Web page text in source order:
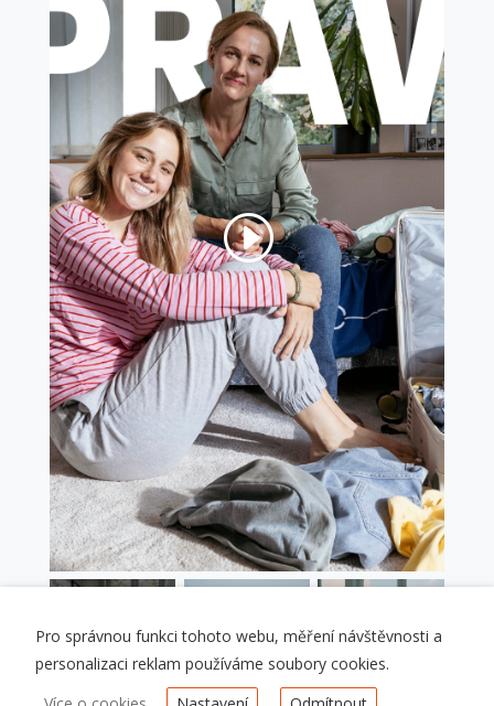
PřijměteMarketingovécookies pro zobrazení obsahu.
Pro správnou funkci tohoto webu, měření návštěvnosti a
personalizaci reklam používáme soubory cookies.